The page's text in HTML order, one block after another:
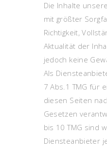
Die Inhalte
mit größter
Richtigkeit,
Aktualität der
jedoch keine
Als
7 Abs.1 TMG für
diesen Seiten
Gesetzen
bis 10 TMG sind
Diensteanbieter